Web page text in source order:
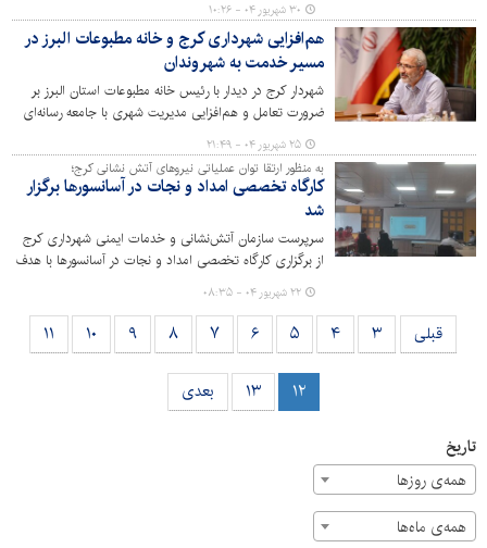
امکانات گردشگری، ورزشی و رفاهی را به عنوان نخستین پروژه
ویژه سرمایه‌گذاری در کرج معرفی کرد. طرحی که می‌تواند
کلانشهر کرج را به قطب جدید گردشگری و اقتصاد شهری کشور
بدل سازد و چشم‌اندازی روشن از آینده سرمایه‌گذاری در
استان البرز ترسیم کند.
۳۰ شهریور ۰۴ - ۱۰:۲۶
هم‌افزایی شهرداری کرج و خانه مطبوعات البرز در
مسیر خدمت به شهروندان
شهردار کرج در دیدار با رئیس خانه مطبوعات استان البرز بر
ضرورت تعامل و هم‌افزایی مدیریت شهری با جامعه رسانه‌ای
تأکید کرد.
۲۵ شهریور ۰۴ - ۲۱:۴۹
به منظور ارتقا توان عملیاتی نیروهای آتش نشانی کرج؛
کارگاه تخصصی امداد و نجات در آسانسورها برگزار
شد
سرپرست سازمان آتش‌نشانی و خدمات ایمنی شهرداری کرج
از برگزاری کارگاه تخصصی امداد و نجات در آسانسورها با هدف
افزایش توان علمی و عملی نیروهای عملیاتی این سازمان خبر
داد.
۲۲ شهریور ۰۴ - ۰۸:۳۵
قبلی ۳ ۴ ۵ ۶ ۷ ۸ ۹ ۱۰ ۱۱
۱۲ ۱۳ بعدی
تاریخ
همه‌ی روزها
همه‌ی ماه‌ها